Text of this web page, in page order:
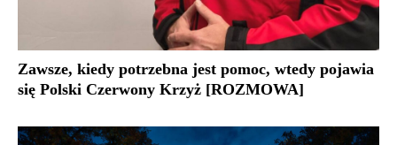
Zawsze, kiedy potrzebna jest pomoc, wtedy pojawia
się Polski Czerwony Krzyż [ROZMOWA]